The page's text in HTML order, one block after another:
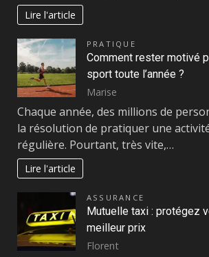
Lire l'article
PRATIQUE
Comment rester motivé
sport toute l’année ?
Marise
Chaque année, des millions de
la résolution de pratiquer une
régulière. Pourtant, très vite,…
Lire l'article
ASSURANCE
Mutuelle taxi : protégez
meilleur prix
Florent